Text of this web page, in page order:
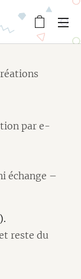
par e-
échange –
reste du